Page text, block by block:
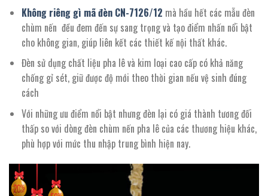
Không riêng gì mã đèn CN-7126/12 mà hầu hết các mẫu đèn
chùm nến đều đem đến sự sang trọng và tạo điểm nhấn nổi bật
cho không gian, giúp liên kết các thiết kế nội thất khác.
Đèn sử dụng chất liệu pha lê và kim loại cao cấp có khả năng
chống gỉ sét, giữ được độ mới theo thời gian nếu vệ sinh đúng
cách
Với những ưu điểm nổi bật nhưng đèn lại có giá thành tương đối
thấp so với dòng đèn chùm nến pha lê của các thương hiệu khác,
phù hợp với mức thu nhập trung bình hiện nay.